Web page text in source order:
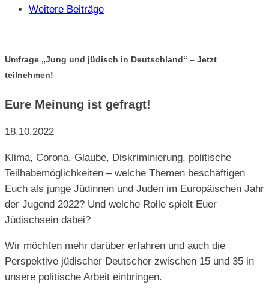
Weitere Beiträge
Umfrage „Jung und jüdisch in Deutschland“ – Jetzt
teilnehmen!
Eure Meinung ist gefragt!
18.10.2022
Klima, Corona, Glaube, Diskriminierung, politische
Teilhabemöglichkeiten – welche Themen beschäftigen
Euch als junge Jüdinnen und Juden im Europäischen Jahr
der Jugend 2022? Und welche Rolle spielt Euer
Jüdischsein dabei?
Wir möchten mehr darüber erfahren und auch die
Perspektive jüdischer Deutscher zwischen 15 und 35 in
unsere politische Arbeit einbringen.